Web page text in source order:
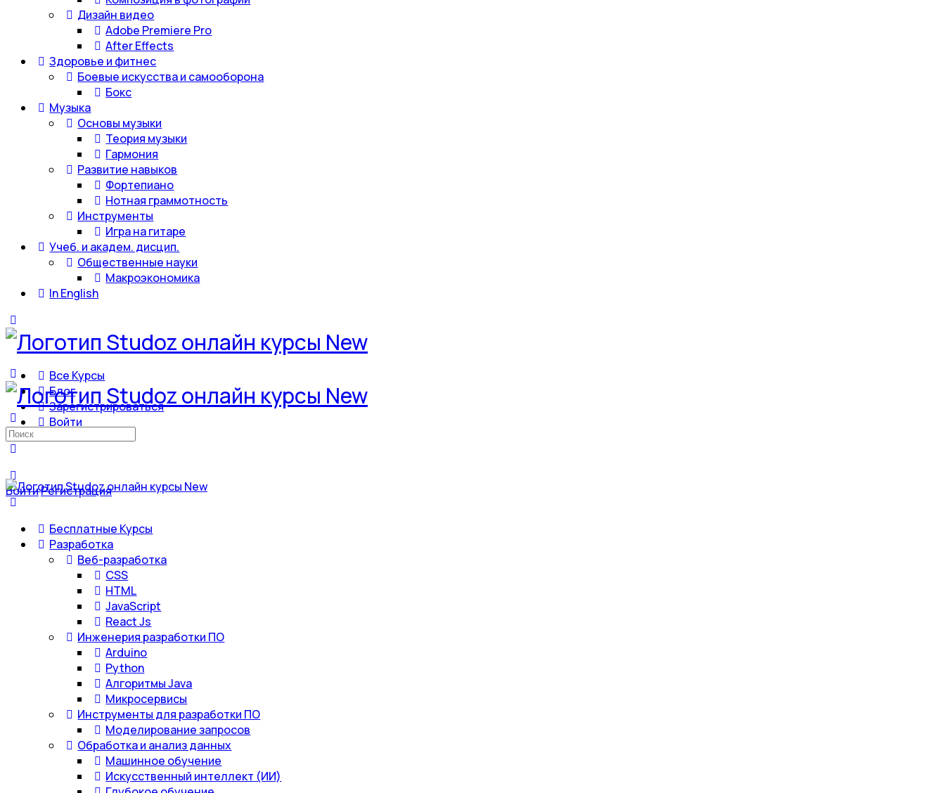
Дизайн видео
Adobe Premiere Pro
After Effects
Здоровье и фитнес
Боевые искусства и самооборона
Бокс
Музыка
Основы музыки
Теория музыки
Гармония
Развитие навыков
Фортепиано
Нотная граммотность
Инструменты
Игра на гитаре
Учеб. и академ. дисцип.
Общественные науки
Макроэкономика
In English
Все Курсы
Блог
Зарегистрироваться
Войти
ВойтиРегистрация
Искать:
Бесплатные Курсы
Разработка
Веб-разработка
CSS
HTML
JavaScript
React Js
Инженерия разработки ПО
Arduino
Python
Алгоритмы Java
Микросервисы
Инструменты для разработки ПО
Моделирование запросов
Обработка и анализ данных
Машинное обучение
Искусственный интеллект (ИИ)